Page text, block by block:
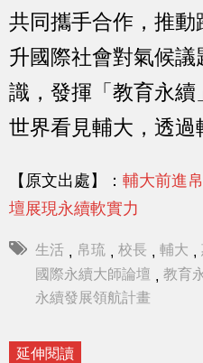
共同攜手合作，推
升國際社會對氣候
識，發揮「教育永
世界看見輔大，透過
【原文出處】： 輔大前進
壇展現永續軟實力
生活 , 帛琉 , 校長 , 輔大 ,
國際永續大師論壇 , 教育
永續發展領航計畫
延伸閱讀